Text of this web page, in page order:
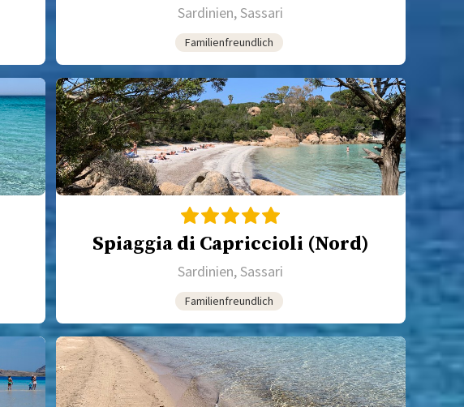
Sardinien, Sassari
Familienfreundlich
Spiaggia di Capriccioli (Nord)
Sardinien, Sassari
Familienfreundlich